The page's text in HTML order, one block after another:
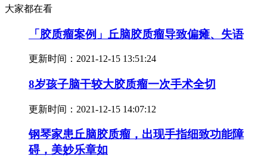
大家都在看
「胶质瘤案例」丘脑胶质瘤导致偏瘫、失语
更新时间： 2021-12-15 13:51:24
8岁孩子脑干较大胶质瘤一次手术全切
更新时间： 2021-12-15 14:07:12
钢琴家患丘脑胶质瘤，出现手指细致功能障
碍，美妙乐章如